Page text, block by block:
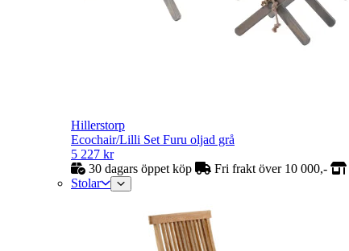
Hillerstorp
Ecochair/Lilli Set Furu oljad grå
5 227 kr
30 dagars öppet köp
Fri frakt över 10 000,-
Stolar